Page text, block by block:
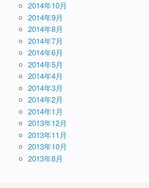
2014年10月
2014年9月
2014年8月
2014年7月
2014年6月
2014年5月
2014年4月
2014年3月
2014年2月
2014年1月
2013年12月
2013年11月
2013年10月
2013年8月